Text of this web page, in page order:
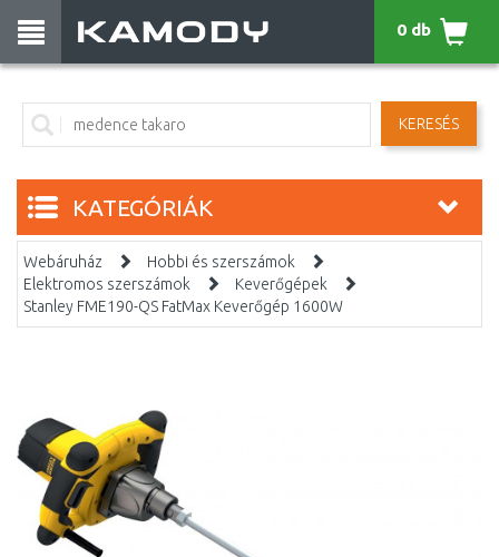
KERESÉS
0 db
KATEGÓRIÁK
Webáruház
Hobbi és szerszámok
Elektromos szerszámok
Keverőgépek
Stanley FME190-QS FatMax Keverőgép 1600W